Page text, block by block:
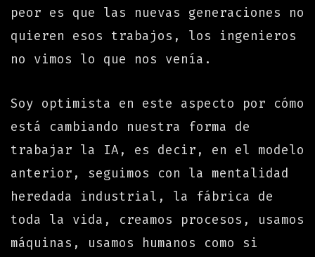
peor es que las nuevas generaciones no
quieren esos trabajos, los ingenieros
no vimos lo que nos venía.
Soy optimista en este aspecto por cómo
está cambiando nuestra forma de
trabajar la IA, es decir, en el modelo
anterior, seguimos con la mentalidad
heredada industrial, la fábrica de
toda la vida, creamos procesos, usamos
máquinas, usamos humanos como si